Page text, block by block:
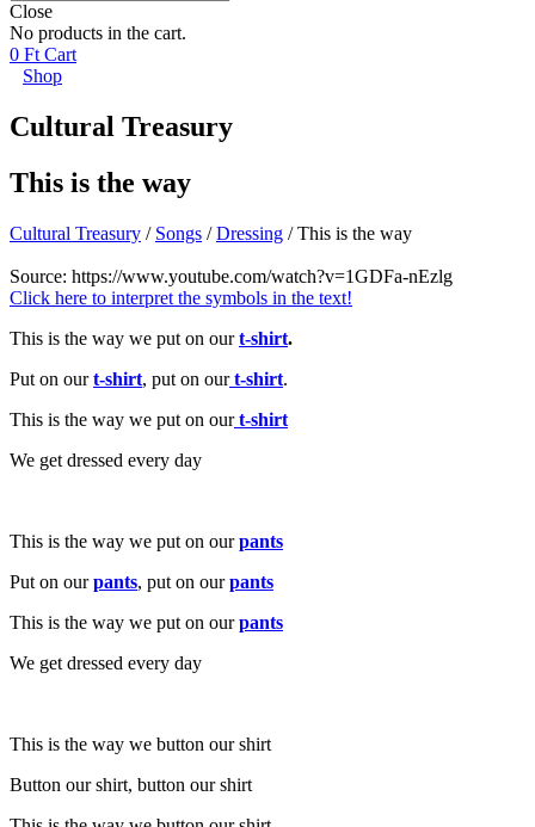
Close
No products in the cart.
0 Ft Cart
Shop
Cultural Treasury
This is the way
Cultural Treasury / Songs /Dressing / This is the way
Source: https://www.youtube.com/watch?v=1GDFa-nEzlg
Click here to interpret the symbols in the text!
This is the way we put on ourt-shirt.
Put on ourt-shirt, put on our t-shirt.
This is the way we put on our t-shirt
We get dressed every day
This is the way we put on ourpants
Put on ourpants, put on ourpants
This is the way we put on ourpants
We get dressed every day
This is the way we button our shirt
Button our shirt, button our shirt